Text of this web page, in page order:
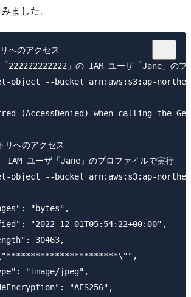
ました。
へのアクセス
222222222222」の IAM ユーザ「Jane」のプ
object --bucket arn:aws:s3:ap-
(AccessDenied) when calling the
へのアクセス
IAM ユーザ「Jane」のプロファイルで実行
object --bucket arn:aws:s3:ap-
"bytes",
"2022-12-01T05:54:22+00:00",
30463,
"image/jpeg",
"AES256",